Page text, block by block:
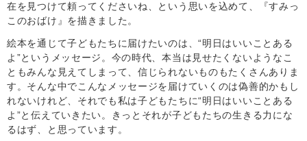
在を見つけて頼ってくださいね、という思いを込めて、『すみっ
このおばけ』を描きました。
絵本を通じて子どもたちに届けたいのは、“明日はいいことある
よ”というメッセージ。今の時代、本当は見せたくないようなこ
ともみんな見えてしまって、信じられないものもたくさんありま
す。そんな中でこんなメッセージを届けていくのは偽善的かもし
れないけれど、それでも私は子どもたちに“明日はいいことある
よ”と伝えていきたい。きっとそれが子どもたちの生きる力にな
るはず、と思っています。